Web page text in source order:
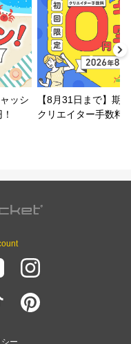
ッシ
【8月31日まで】期
クリエイター手数料
ー